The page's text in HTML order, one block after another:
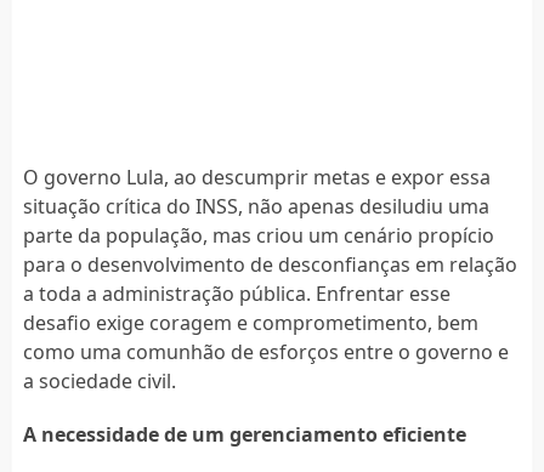
O governo Lula, ao descumprir metas e expor essa
situação crítica do INSS, não apenas desiludiu uma
parte da população, mas criou um cenário propício
para o desenvolvimento de desconfianças em relação
a toda a administração pública. Enfrentar esse
desafio exige coragem e comprometimento, bem
como uma comunhão de esforços entre o governo e
a sociedade civil.
A necessidade de um gerenciamento eficiente